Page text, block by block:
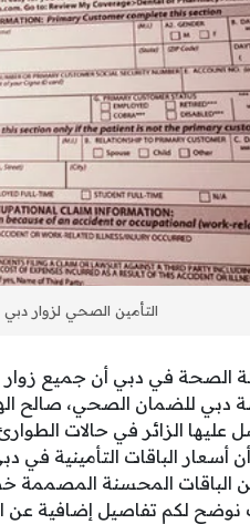
التأمين الصحي لزوار دبي
الصحة في دبي أن جميع زوار
للضمان الصحي، صالح
عليها الزائر في حالات
الباقات المحسنة المصممة
نوضح لكم تفاصيل إضافية عن